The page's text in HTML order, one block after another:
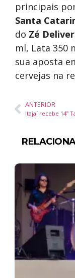
principais
Santa
do Zé
ml, Lata 350
sua aposta
cervejas na
ANTERIOR